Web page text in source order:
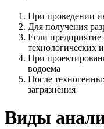
При проведении
Для получения
Если предприятие
технологических
При
водоема
После
загрязнения
Виды